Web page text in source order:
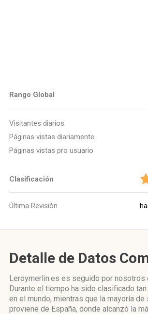
Rango Global
Visitantes diarios
Páginas vistas diariamente
Páginas vistas pro usuario
Clasificación
Última Revisión
Detalle de Datos
Leroymerlin.es es seguido por nosotros
Durante el tiempo ha sido clasificado
en el mundo, mientras que la mayoría de
proviene de España, donde alcanzó la